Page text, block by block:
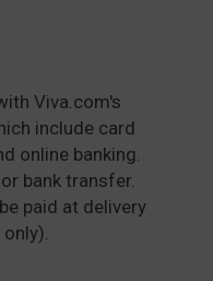
Viva.com's
include card
online banking.
bank transfer.
paid at delivery